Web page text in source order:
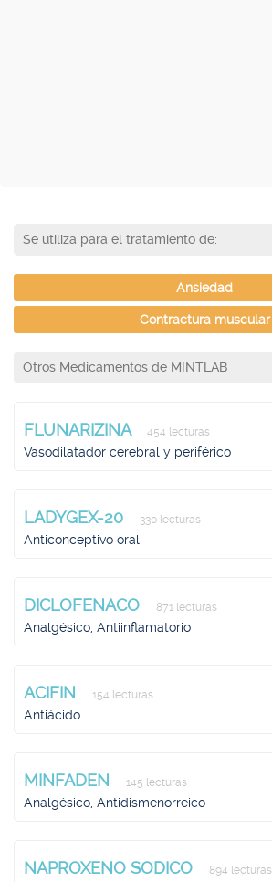
Se utiliza para el tratamiento de:
Ansiedad
Contractura muscular
Otros Medicamentos de MINTLAB
FLUNARIZINA 454 lecturas
Vasodilatador cerebral y periférico
LADYGEX-20 330 lecturas
Anticonceptivo oral
DICLOFENACO 871 lecturas
Analgésico, Antiinflamatorio
ACIFIN 154 lecturas
Antiácido
MINFADEN 145 lecturas
Analgésico, Antidismenorreico
NAPROXENO SODICO 894 lecturas